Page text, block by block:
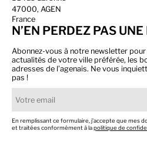
47000, AGEN
France
N’EN PERDEZ PAS
Abonnez-vous à notre newsletter
actualités de votre ville préférée, les
adresses de l’agenais. Ne vous
pas !
En remplissant ce formulaire, j’accepte que mes
et traitées conformément à lapolitique de